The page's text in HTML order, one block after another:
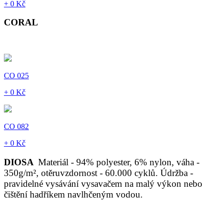
+ 0 Kč
CORAL
CO 025
+ 0 Kč
CO 082
+ 0 Kč
DIOSA Materiál - 94% polyester, 6% nylon, váha -
350g/m², otěruvzdornost - 60.000 cyklů. Údržba -
pravidelné vysávání vysavačem na malý výkon nebo
čištění hadříkem navlhčeným vodou.